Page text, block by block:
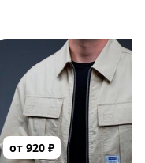
от 920 ₽